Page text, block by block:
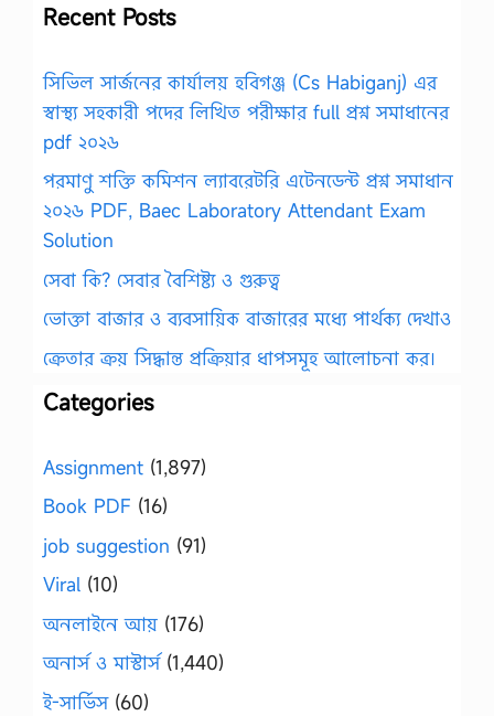
Recent Posts
সিভিল সার্জনের কার্যালয় হবিগঞ্জ (Cs Habiganj) এর
স্বাস্থ্য সহকারী পদের লিখিত পরীক্ষার full প্রশ্ন সমাধানের
pdf ২০২৬
পরমাণু শক্তি কমিশন ল্যাবরেটরি এটেনডেন্ট প্রশ্ন সমাধান
২০২৬ PDF, Baec Laboratory Attendant Exam
Solution
সেবা কি? সেবার বৈশিষ্ট্য ও গুরুত্ব
ভোক্তা বাজার ও ব্যবসায়িক বাজারের মধ্যে পার্থক্য দেখাও
ক্রেতার ক্রয় সিদ্ধান্ত প্রক্রিয়ার ধাপসমূহ আলোচনা কর।
Categories
Assignment (1,897)
Book PDF (16)
job suggestion (91)
Viral (10)
অনলাইনে আয় (176)
অনার্স ও মাস্টার্স(1,440)
ই-সার্ভিস(60)